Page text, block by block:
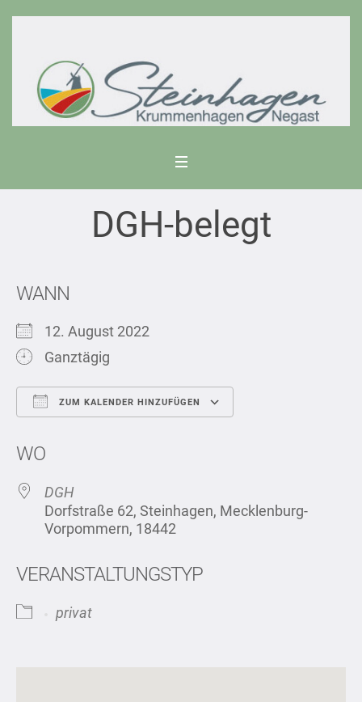
DGH-belegt
WANN
12. August 2022
Ganztägig
ZUM KALENDER HINZUFÜGEN
WO
DGH
Dorfstraße 62, Steinhagen, Mecklenburg-
Vorpommern, 18442
VERANSTALTUNGSTYP
privat